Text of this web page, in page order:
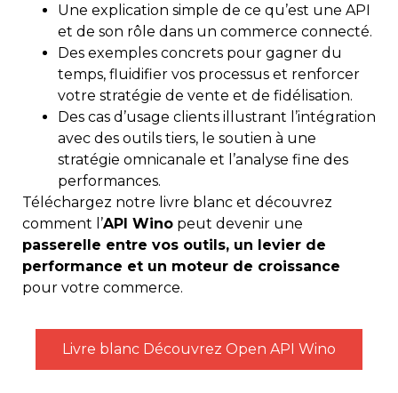
Une explication simple de ce qu’est une API
et de son rôle dans un commerce connecté.
Des exemples concrets pour gagner du
temps, fluidifier vos processus et renforcer
votre stratégie de vente et de fidélisation.
Des cas d’usage clients illustrant l’intégration
avec des outils tiers, le soutien à une
stratégie omnicanale et l’analyse fine des
performances.
Téléchargez notre livre blanc et découvrez
comment l’API Wino peut devenir une
passerelle entre vos outils, un levier de
performance et un moteur de croissance
pour votre commerce.
Livre blanc Découvrez Open API Wino